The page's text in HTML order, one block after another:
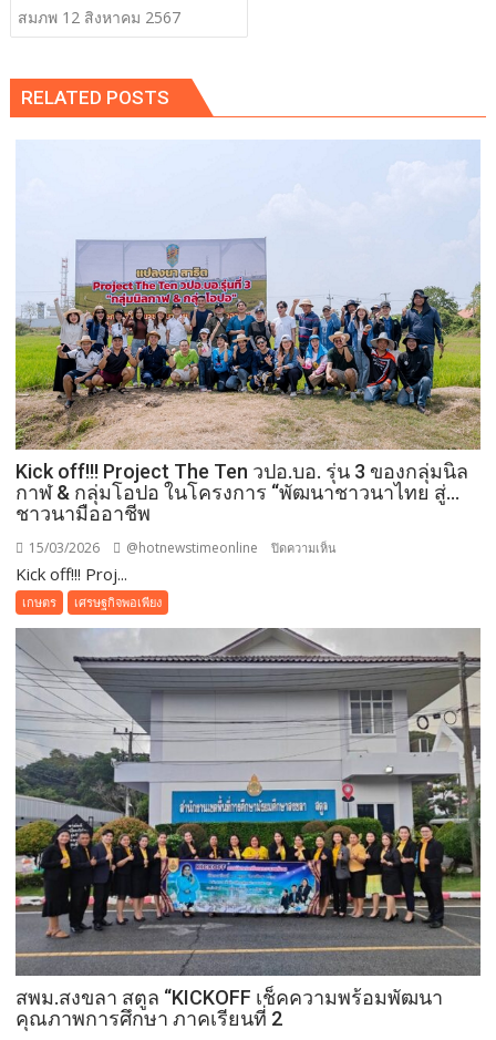
สมภพ 12 สิงหาคม 2567
RELATED POSTS
Kick off!!! Project The Ten วปอ.บอ. รุ่น 3 ของกลุ่มนิล
กาฬ & กลุ่มโอปอ ในโครงการ “พัฒนาชาวนาไทย สู่…
ชาวนามืออาชีพ
15/03/2026 @hotnewstimeonline ปิดความเห็น
Ten
วปอ.บอ.
รุ่น
ของ
กลุ่ม
นิล
กาฬ
&
กลุ่ม
โอปอ
ใน
โครงการ
“พัฒนา
ชาวนา
Kick off!!! Proj...
เกษตร เศรษฐกิจพอเพียง
สพม.สงขลา สตูล “KICKOFF เช็คความพร้อมพัฒนา
คุณภาพการศึกษา ภาคเรียนที่ 2